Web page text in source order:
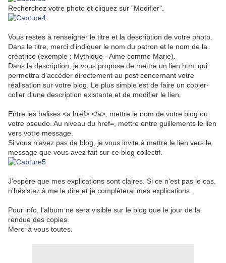
Recherchez votre photo et cliquez sur "Modifier".
Vous restes à renseigner le titre et la description de votre photo.
Dans le titre, merci d'indiquer le nom du patron et le nom de la
créatrice (exemple : Mythique - Aime comme Marie).
Dans la description, je vous propose de mettre un lien html qui
permettra d'accéder directement au post concernant votre
réalisation sur votre blog. Le plus simple est de faire un copier-
coller d'une description existante et de modifier le lien.
Entre les balises <a href> </a>, mettre le nom de votre blog ou
votre pseudo. Au niveau du href=, mettre entre guillements le lien
vers votre message.
Si vous n'avez pas de blog, je vous invite à mettre le lien vers le
message que vous avez fait sur ce blog collectif.
J'espère que mes explications sont claires. Si ce n'est pas le cas,
n'hésistez à me le dire et je complèterai mes explications.
Pour info, l'album ne sera visible sur le blog que le jour de la
rendue des copies.
Merci à vous toutes.